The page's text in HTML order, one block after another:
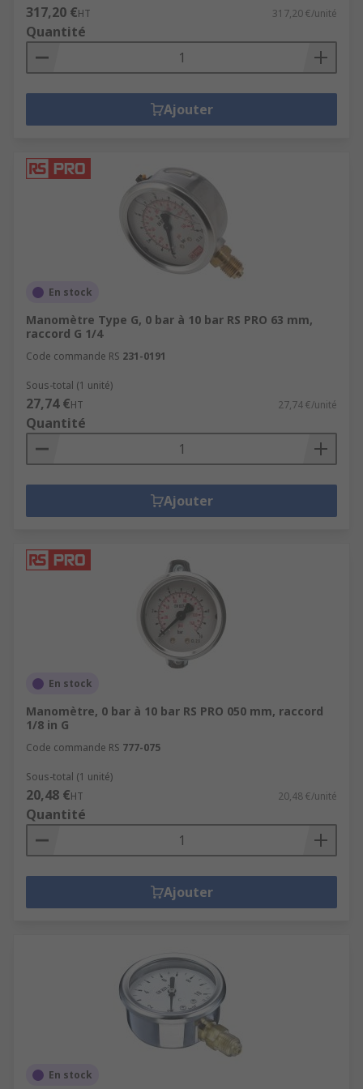
317,20 €HT 317,20 €/unité
Quantité
Ajouter
En stock
Manomètre Type G, 0 bar à 10 bar RS PRO 63 mm,
raccord G 1/4
Code commande RS 231-0191
Sous-total (1 unité)
27,74 €HT 27,74 €/unité
Quantité
Ajouter
En stock
Manomètre, 0 bar à 10 bar RS PRO 050 mm, raccord
1/8 in G
Code commande RS 777-075
Sous-total (1 unité)
20,48 €HT 20,48 €/unité
Quantité
Ajouter
En stock